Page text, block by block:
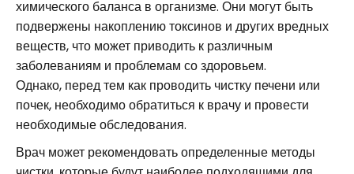
химического баланса в организме. Они могут быть
подвержены накоплению токсинов и других вредных
веществ, что может приводить к различным
заболеваниям и проблемам со здоровьем.
Однако, перед тем как проводить чистку печени или
почек, необходимо обратиться к врачу и провести
необходимые обследования.
Врач может рекомендовать определенные методы